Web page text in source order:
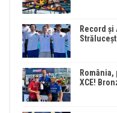
Record și
XCE!